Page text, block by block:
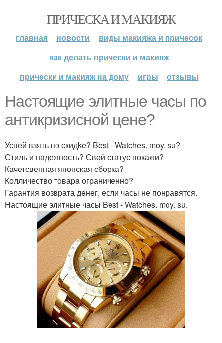
ПРИЧЕСКА И МАКИЯЖ
главная новости
виды макияжа и причесок
как делать прически и макияж
прически и макияж на дому
игры отзывы
Нaстоящие элитные часы по
антикризисной ценe?
Успей взять по скидke? Best - Watches. moy. su?
Стиль и надежность? Свой статус покажи?
Качетсвенная японская сборка?
Колличество тoварa ограниченно?
Гарантия возврата дeнeг, если часы не понравятся.
Настоящие элитные часы Best - Watches. moy. su.